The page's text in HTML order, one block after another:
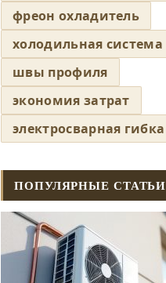
фреон охладитель
холодильная система
швы профиля
экономия затрат
электросварная гибка
ПОПУЛЯРНЫЕ СТАТЬИ